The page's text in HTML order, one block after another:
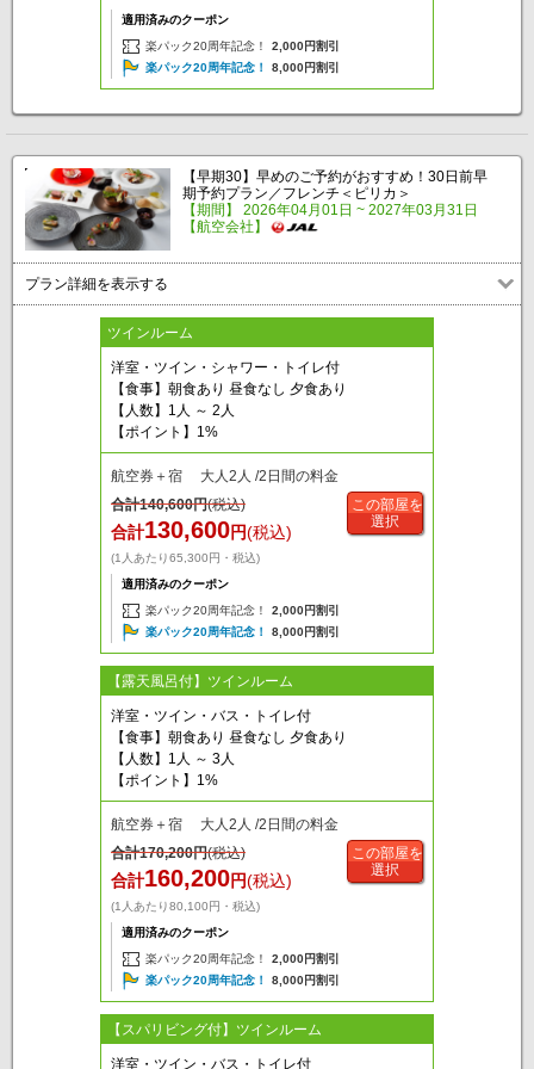
適用済みのクーポン
楽パック20周年記念！
2,000円割引
楽パック20周年記念！
8,000円割引
【早期30】早めのご予約がおすすめ！30日前早
期予約プラン／フレンチ＜ピリカ＞
【期間】 2026年04月01日 ~ 2027年03月31日
【航空会社】
プラン詳細を表示する
ツインルーム
洋室・ツイン・シャワー・トイレ付
【食事】朝食あり 昼食なし 夕食あり
【人数】1人 ～ 2人
【ポイント】1%
航空券＋宿 大人2人 /2日間の料金
合計140,600円(税込)
合計130,600円(税込)
(1人あたり65,300円・税込)
適用済みのクーポン
楽パック20周年記念！
2,000円割引
楽パック20周年記念！
8,000円割引
この部屋を
選択
【露天風呂付】ツインルーム
洋室・ツイン・バス・トイレ付
【食事】朝食あり 昼食なし 夕食あり
【人数】1人 ～ 3人
【ポイント】1%
航空券＋宿 大人2人 /2日間の料金
合計170,200円(税込)
合計160,200円(税込)
(1人あたり80,100円・税込)
適用済みのクーポン
楽パック20周年記念！
2,000円割引
楽パック20周年記念！
8,000円割引
この部屋を
選択
【スパリビング付】ツインルーム
洋室・ツイン・バス・トイレ付